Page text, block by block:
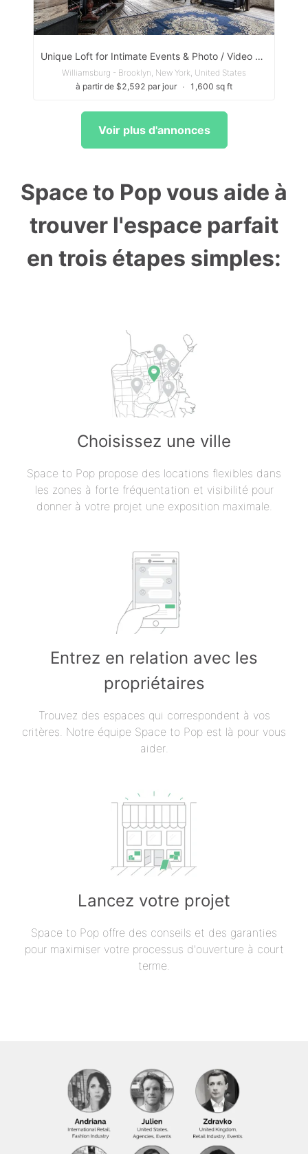
Unique Loft for Intimate Events & Photo / Video Shoots
Williamsburg - Brooklyn, New York, United States
à partir de $2,592 par jour ∙ 1,600 sq ft
Voir plus d'annonces
Space to Pop vous aide à
trouver l'espace parfait
en trois étapes simples:
Choisissez une ville
Space to Pop propose des locations flexibles dans
les zones à forte fréquentation et visibilité pour
donner à votre projet une exposition maximale.
Entrez en relation avec les
propriétaires
Trouvez des espaces qui correspondent à vos
critères. Notre équipe Space to Pop est là pour vous
aider.
Lancez votre projet
Space to Pop offre des conseils et des garanties
pour maximiser votre processus d'ouverture à court
terme.